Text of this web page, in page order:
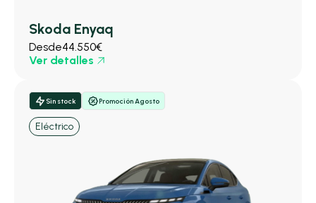
Skoda Enyaq
Desde44.550€
Ver detalles
Sin stock Promoción Agosto
Eléctrico